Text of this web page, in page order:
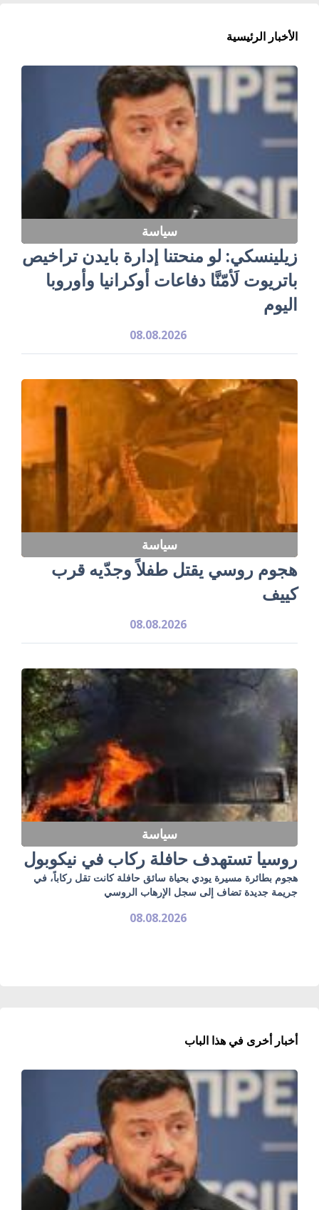
الأخبار الرئيسية
سياسة
زيلينسكي: لو منحتنا إدارة بايدن تراخيص
باتريوت لَأمّنَّا دفاعات أوكرانيا وأوروبا
اليوم
08.08.2026
سياسة
هجوم روسي يقتل طفلاً وجدّيه قرب
كييف
08.08.2026
سياسة
روسيا تستهدف حافلة ركاب في نيكوبول
هجوم بطائرة مسيرة يودي بحياة سائق حافلة كانت تقل ركاباً، في
جريمة جديدة تضاف إلى سجل الإرهاب الروسي
08.08.2026
أخبار أخرى في هذا الباب